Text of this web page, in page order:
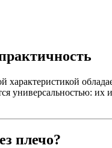
характеристикой
универсальностью:
плечо?